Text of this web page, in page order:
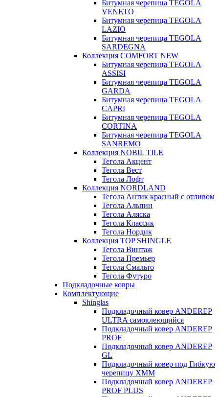
Битумная черепица TEGOLA
VENETO
Битумная черепица TEGOLA
LAZIO
Битумная черепица TEGOLA
SARDEGNA
Коллекция COMFORT NEW
Битумная черепица TEGOLA
ASSISI
Битумная черепица TEGOLA
GARDA
Битумная черепица TEGOLA
CAPRI
Битумная черепица TEGOLA
CORTINA
Битумная черепица TEGOLA
SANREMO
Коллекция NOBIL TILE
Тегола Акцент
Тегола Вест
Тегола Лофт
Коллекция NORDLAND
Тегола Антик красный с отливом
Тегола Альпин
Тегола Аляска
Тегола Классик
Тегола Нордик
Коллекция TOP SHINGLE
Тегола Винтаж
Тегола Премьер
Тегола Смальто
Тегола Футуро
Подкладочные ковры
Комплектующие
Shinglas
Подкладочный ковер ANDEREP
ULTRA самоклеющийся
Подкладочный ковер ANDEREP
PROF
Подкладочный ковер ANDEREP
GL
Подкладочный ковер под Гибкую
черепицу ХММ
Подкладочный ковер ANDEREP
PROF PLUS